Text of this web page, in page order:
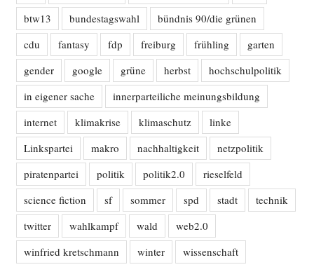
btw13
bundestagswahl
bündnis 90/die grünen
cdu
fantasy fdp freiburg frühling
garten
gender
google grüne herbst
hochschulpolitik
in eigener sache
innerparteiliche meinungsbildung
internet
klimakrise klimaschutz
linke
Linkspartei
makro nachhaltigkeit
netzpolitik
piratenpartei
politik politik2.0
rieselfeld
science fiction
sf sommer spd stadt
technik
twitter
wahlkampf wald
web2.0
winfried kretschmann
winter wissenschaft